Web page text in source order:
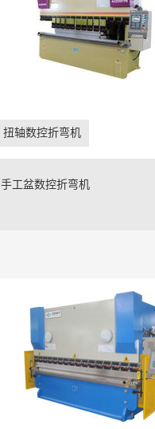
扭轴数控折弯机
手工盆数控折弯机